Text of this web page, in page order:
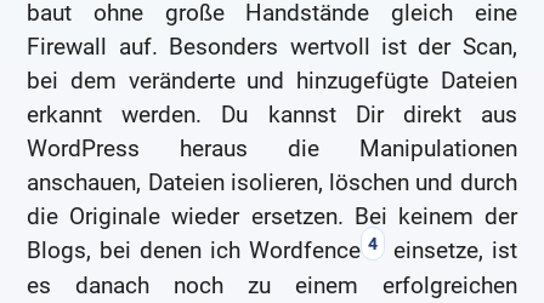
baut ohne große Handstände gleich eine
Firewall auf. Besonders wertvoll ist der Scan,
bei dem veränderte und hinzugefügte Dateien
erkannt werden. Du kannst Dir direkt aus
WordPress heraus die Manipulationen
anschauen, Dateien isolieren, löschen und durch
die Originale wieder ersetzen. Bei keinem der
Blogs, bei denen ich Wordfence 4 einsetze, ist
es danach noch zu einem erfolgreichen